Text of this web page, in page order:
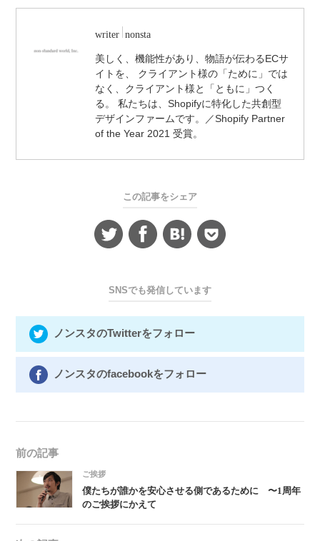
writer nonsta
美しく、機能性があり、物語が伝わるECサ
イトを、 クライアント様の「ために」では
なく、クライアント様と「ともに」つく
る。 私たちは、Shopifyに特化した共創型
デザインファームです。／Shopify Partner
of the Year 2021 受賞。
この記事をシェア
SNSでも発信しています
ノンスタのTwitterをフォロー
ノンスタのfacebookをフォロー
前の記事
ご挨拶
僕たちが誰かを安心させる側であるために 〜1周年
のご挨拶にかえて